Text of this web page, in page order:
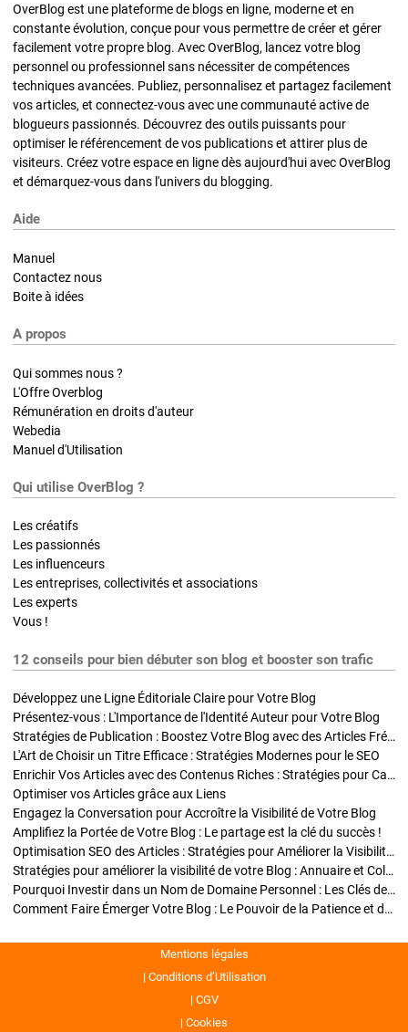
OverBlog est une plateforme de blogs en ligne, moderne et en
constante évolution, conçue pour vous permettre de créer et gérer
facilement votre propre blog. Avec OverBlog, lancez votre blog
personnel ou professionnel sans nécessiter de compétences
techniques avancées. Publiez, personnalisez et partagez facilement
vos articles, et connectez-vous avec une communauté active de
blogueurs passionnés. Découvrez des outils puissants pour
optimiser le référencement de vos publications et attirer plus de
visiteurs. Créez votre espace en ligne dès aujourd'hui avec OverBlog
et démarquez-vous dans l'univers du blogging.
Aide
Manuel
Contactez nous
Boite à idées
A propos
Qui sommes nous ?
L'Offre Overblog
Rémunération en droits d'auteur
Webedia
Manuel d'Utilisation
Qui utilise OverBlog ?
Les créatifs
Les passionnés
Les influenceurs
Les entreprises, collectivités et associations
Les experts
Vous !
12 conseils pour bien débuter son blog et booster son trafic
Développez une Ligne Éditoriale Claire pour Votre Blog
Présentez-vous : L'Importance de l'Identité Auteur pour Votre Blog
Stratégies de Publication : Boostez Votre Blog avec des Articles Fréquents et Exclusifs
L'Art de Choisir un Titre Efficace : Stratégies Modernes pour le SEO
Enrichir Vos Articles avec des Contenus Riches : Stratégies pour Captiver et Optimiser
Optimiser vos Articles grâce aux Liens
Engagez la Conversation pour Accroître la Visibilité de Votre Blog
Amplifiez la Portée de Votre Blog : Le partage est la clé du succès !
Optimisation SEO des Articles : Stratégies pour Améliorer la Visibilité de Votre Blog
Stratégies pour améliorer la visibilité de votre Blog : Annuaire et Collaborations
Pourquoi Investir dans un Nom de Domaine Personnel : Les Clés de la Réussite de Votre Blog
Comment Faire Émerger Votre Blog : Le Pouvoir de la Patience et de la Persévérance
Mentions légales
Conditions d’Utilisation
CGV
Cookies